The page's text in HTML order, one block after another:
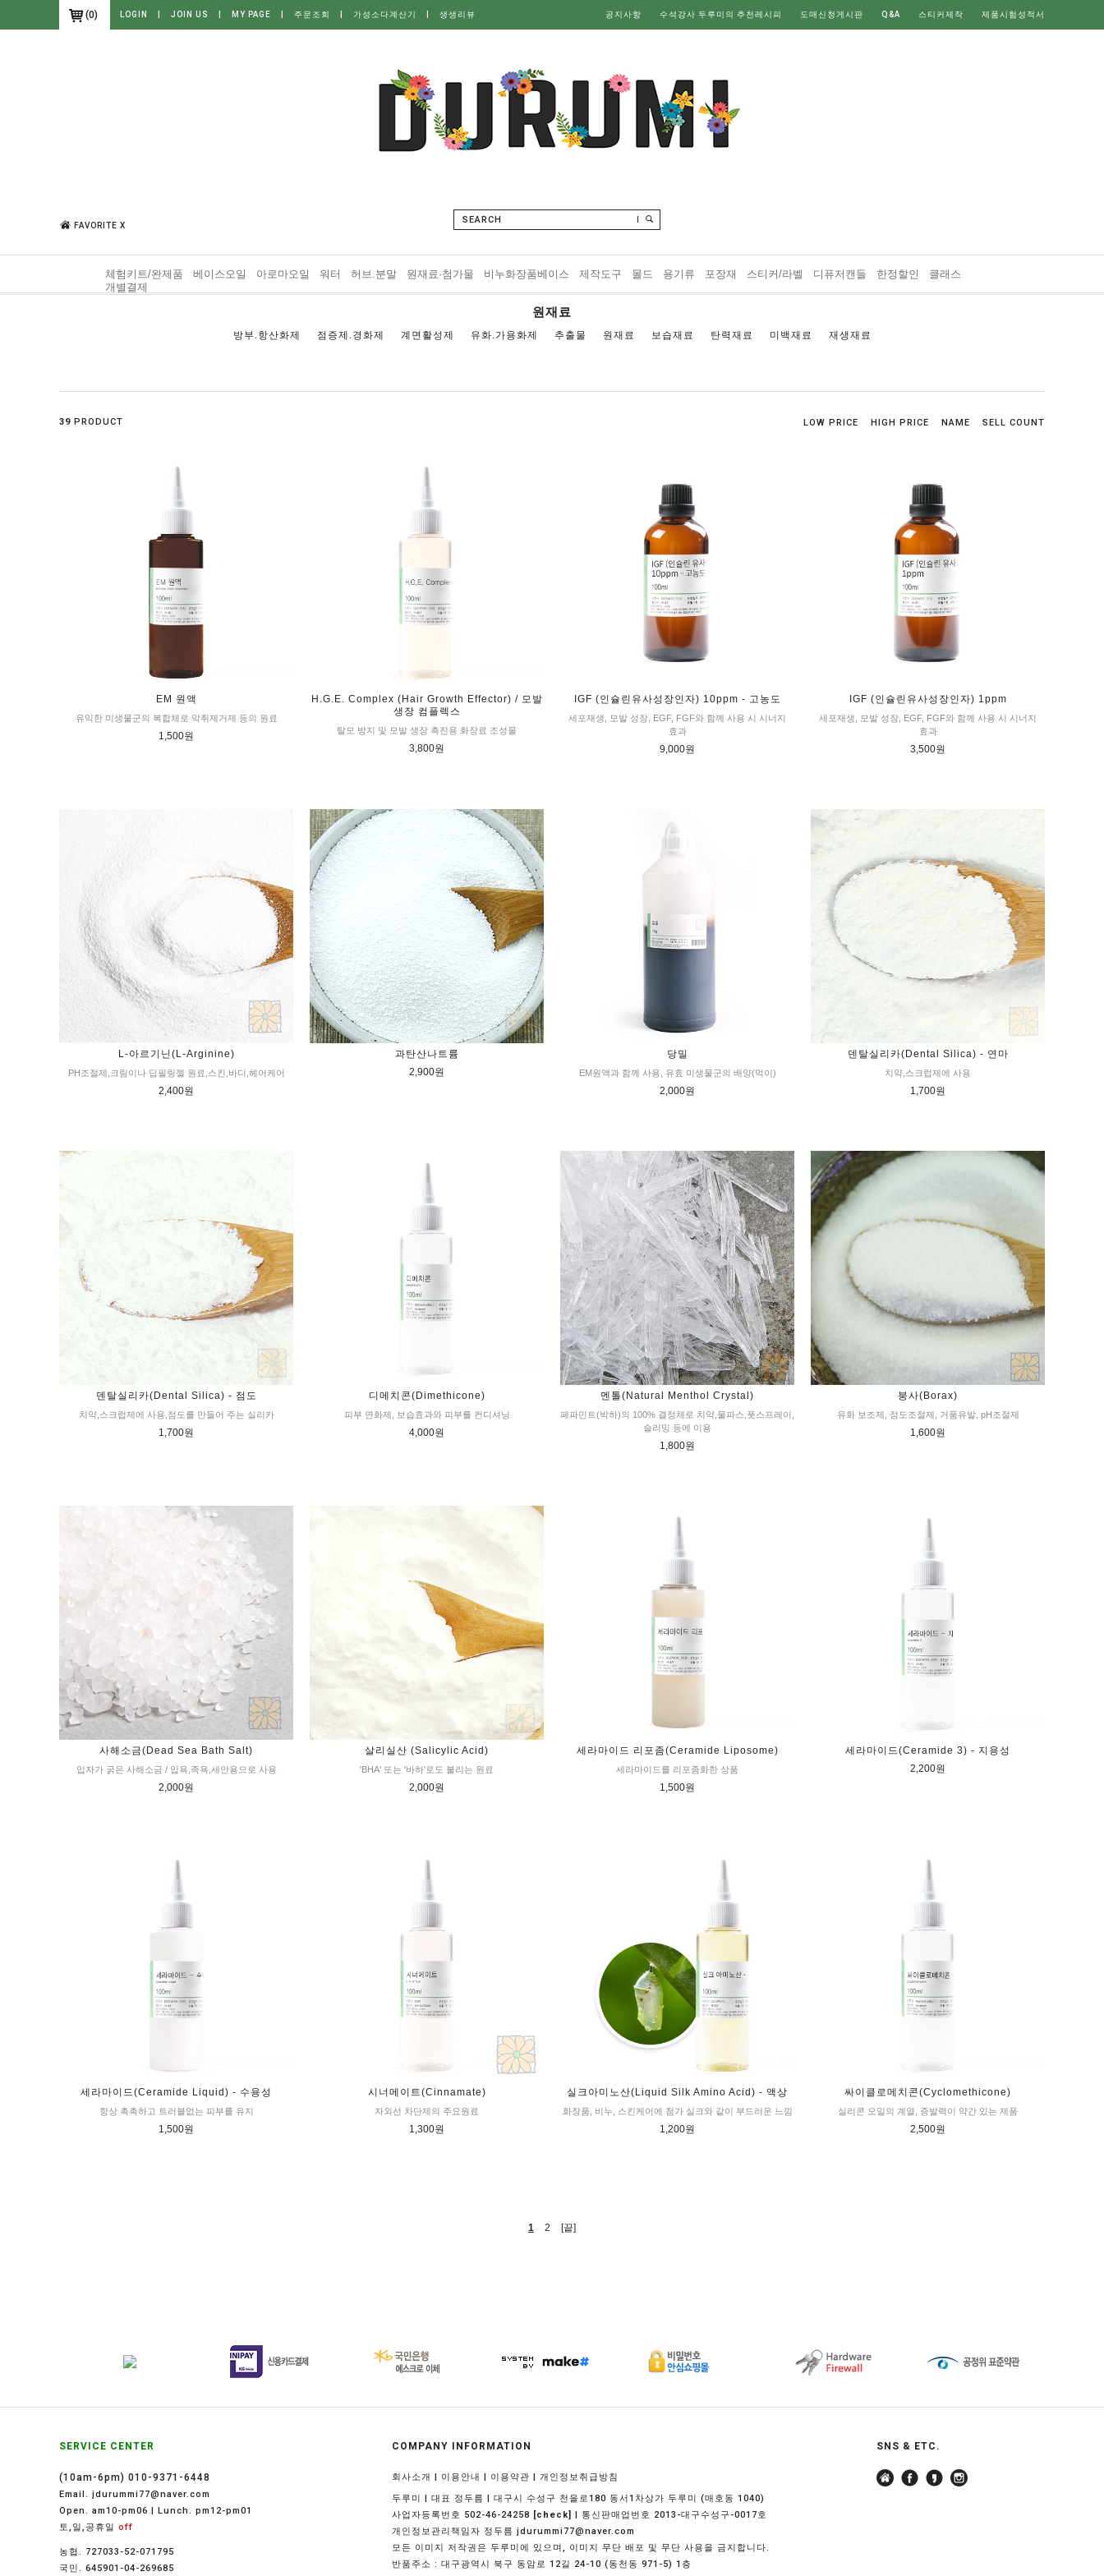
(0) LOGIN JOIN US MY PAGE 주문조회 가성소다계산기 생생리뷰 공지사항 수석강사 두루미의 추천레시피 도매신청게시판 Q&A 스티커제작 제품시험성적서
FAVORITE X
SEARCH
체험키트/완제품 베이스오일 아로마오일 워터 허브.분말 원재료·첨가물 비누화장품베이스 제작도구 몰드 용기류 포장재 스티커/라벨 디퓨저캔들 한정할인
클래스
개별결제
원재료
방부.항산화제 점증제.경화제 계면활성제 유화.가용화제 추출물 원재료 보습재료 탄력재료 미백재료 재생재료
39 PRODUCT LOW PRICE HIGH PRICE NAME SELL COUNT
EM 원액
유익한 미생물군의 복합체로 악취제거제 등의 원료
1,500원
H.G.E. Complex (Hair Growth Effector) / 모발
생장 컴플렉스
탈모 방지 및 모발 생장 촉진용 화장료 조성물
3,800원
IGF (인슐린유사성장인자) 10ppm - 고농도
세포재생, 모발 성장, EGF, FGF와 함께 사용 시 시너지
효과
9,000원
IGF (인슐린유사성장인자) 1ppm
세포재생, 모발 성장, EGF, FGF와 함께 사용 시 시너지
효과
3,500원
L-아르기닌(L-Arginine)
PH조절제,크림이나 딥필링젤 원료,스킨,바디,헤어케어
2,400원
과탄산나트륨
2,900원
당밀
EM원액과 함께 사용, 유효 미생물군의 배양(먹이)
2,000원
덴탈실리카(Dental Silica) - 연마
치약,스크럽제에 사용
1,700원
덴탈실리카(Dental Silica) - 점도
치약,스크럽제에 사용,점도를 만들어 주는 실리카
1,700원
디메치콘(Dimethicone)
피부 연화제, 보습효과와 피부를 컨디셔닝
4,000원
멘톨(Natural Menthol Crystal)
페파민트(박하)의 100% 결정체로 치약,물파스,풋스프레이,
슬리밍 등에 이용
1,800원
붕사(Borax)
유화 보조제, 점도조절제, 거품유발, pH조절제
1,600원
사해소금(Dead Sea Bath Salt)
입자가 굵은 사해소금 / 입욕,족욕,세안용으로 사용
2,000원
살리실산 (Salicylic Acid)
'BHA' 또는 '바하'로도 불리는 원료
2,000원
세라마이드 리포좀(Ceramide Liposome)
세라마이드를 리포좀화한 상품
1,500원
세라마이드(Ceramide 3) - 지용성
2,200원
세라마이드(Ceramide Liquid) - 수용성
항상 촉촉하고 트러블없는 피부를 유지
1,500원
시너메이트(Cinnamate)
자외선 차단제의 주요원료
1,300원
실크아미노산(Liquid Silk Amino Acid) - 액상
화장품, 비누, 스킨케어에 첨가 실크와 같이 부드러운 느낌
1,200원
싸이클로메치콘(Cyclomethicone)
실리콘 오일의 계열, 증발력이 약간 있는 제품
2,500원
1 2 [끝]
SERVICE CENTER
(10am-6pm) 010-9371-6448
Email. jdurummi77@naver.com
Open. am10-pm06 | Lunch. pm12-pm01
토,일,공휴일 off
농협. 727033-52-071795
국민. 645901-04-269685
COMPANY INFORMATION
회사소개 | 이용안내 | 이용약관 | 개인정보취급방침
두루미 | 대표 정두름 | 대구시 수성구 천을로180 동서1차상가 두루미 (매호동 1040)
사업자등록번호 502-46-24258 [check] | 통신판매업번호 2013-대구수성구-0017호
개인정보관리책임자 정두름 jdurummi77@naver.com
모든 이미지 저작권은 두루미에 있으며, 이미지 무단 배포 및 무단 사용을 금지합니다.
반품주소 : 대구광역시 북구 동암로 12길 24-10 (동천동 971-5) 1층
SNS & ETC.